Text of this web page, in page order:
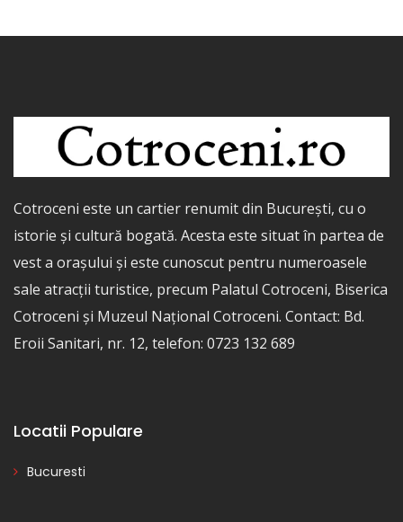
Cotroceni este un cartier renumit din București, cu o
istorie și cultură bogată. Acesta este situat în partea de
vest a orașului și este cunoscut pentru numeroasele
sale atracții turistice, precum Palatul Cotroceni, Biserica
Cotroceni și Muzeul Național Cotroceni. Contact: Bd.
Eroii Sanitari, nr. 12, telefon: 0723 132 689
Locatii Populare
Bucuresti